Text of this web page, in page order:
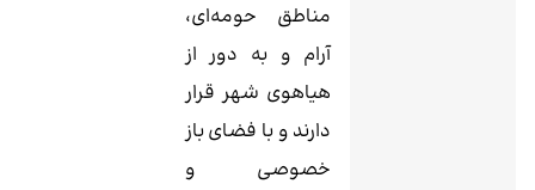
مناطق حومه‌ای،
آرام و به دور از
هیاهوی شهر قرار
دارند و با فضای باز
خصوصی و